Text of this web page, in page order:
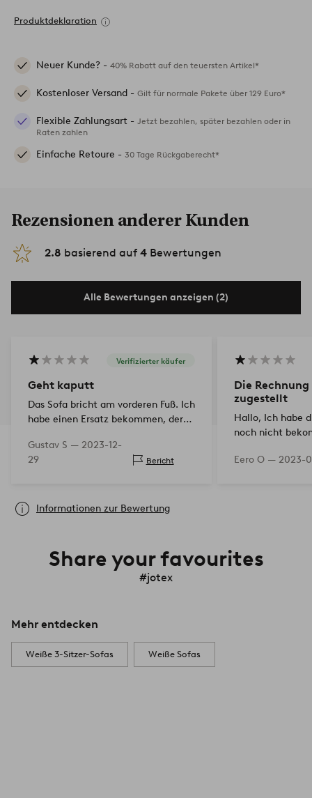
Produktdeklaration
Neuer Kunde? - 40% Rabatt auf den teuersten Artikel*
Kostenloser Versand - Gilt für normale Pakete über 129 Euro*
Flexible Zahlungsart - Jetzt bezahlen, später bezahlen oder in
Raten zahlen
Einfache Retoure - 30 Tage Rückgaberecht*
Rezensionen anderer Kunden
2.8 basierend auf 4 Bewertungen
Alle Bewertungen anzeigen (2)
Verifizierter käufer
Geht kaputt
Das Sofa bricht am vorderen Fuß. Ich
habe einen Ersatz bekommen, der
Reklamation erfordert die
Verpackung, aber es kann einige
Gustav S — 2023-12-
29
Bericht
Die
zugestellt
Hallo, Ich habe die Rechnung immer
noch nicht
Eero O — 2023-
Informationen zur Bewertung
Share your favourites
#jotex
Mehr entdecken
Weiße 3-Sitzer-Sofas Weiße Sofas